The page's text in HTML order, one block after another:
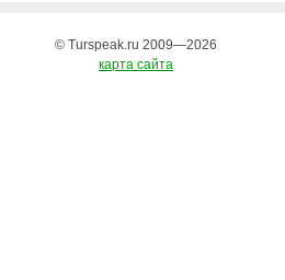
© Turspeak.ru 2009—2026
карта сайта